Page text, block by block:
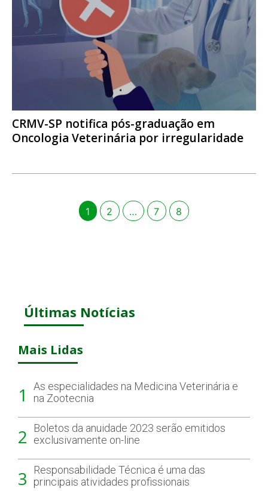
Últimas Notícias
Mais Lidas
1
As especialidades na Medicina Veterinária e
na Zootecnia
2
Boletos da anuidade 2023 serão emitidos
exclusivamente on-line
3
Responsabilidade Técnica é uma das
principais atividades profissionais
CRMV-SP notifica pós-graduação em
Oncologia Veterinária por irregularidade
1 2 … 7 8